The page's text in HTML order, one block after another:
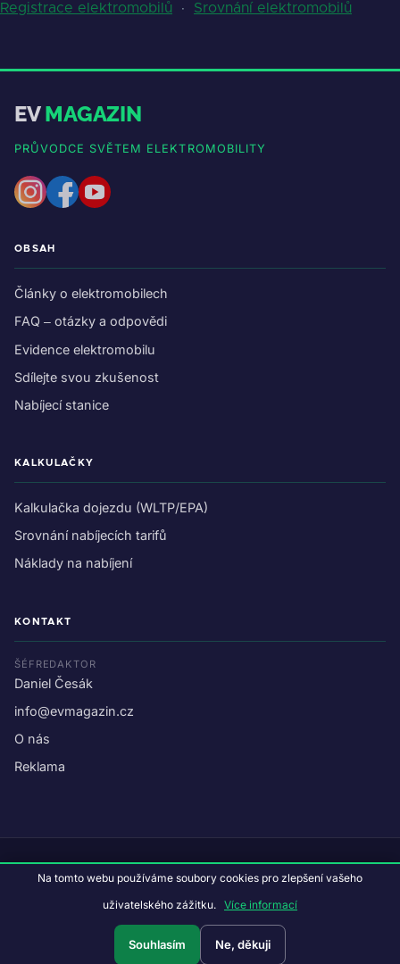
Registrace elektromobilů · Srovnání elektromobilů
EVMAGAZIN
PRŮVODCE SVĚTEM ELEKTROMOBILITY
OBSAH
Články o elektromobilech
FAQ – otázky a odpovědi
Evidence elektromobilu
Sdílejte svou zkušenost
Nabíjecí stanice
KALKULAČKY
Kalkulačka dojezdu (WLTP/EPA)
Srovnání nabíjecích tarifů
Náklady na nabíjení
KONTAKT
ŠÉFREDAKTOR
Daniel Česák
info@evmagazin.cz
O nás
Reklama
© 2026 EV Magazin.Podmínky a ochrana dat.
Studiografix
Na tomto webu používáme soubory cookies pro zlepšení vašeho
uživatelského zážitku. Více informací
Souhlasím Ne, děkuji